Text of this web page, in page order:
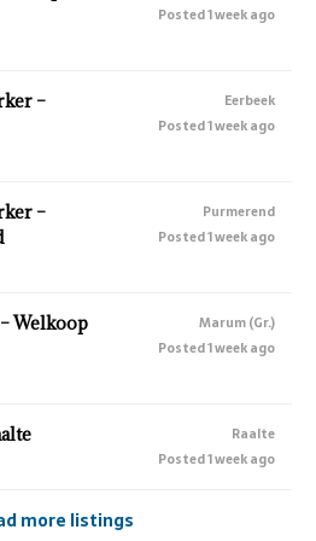
Posted 1 week ago
–
Eerbeek
Posted 1 week ago
–
Purmerend
Posted 1 week ago
Welkoop
Marum (Gr.)
Posted 1 week ago
Raalte
Posted 1 week ago
more listings